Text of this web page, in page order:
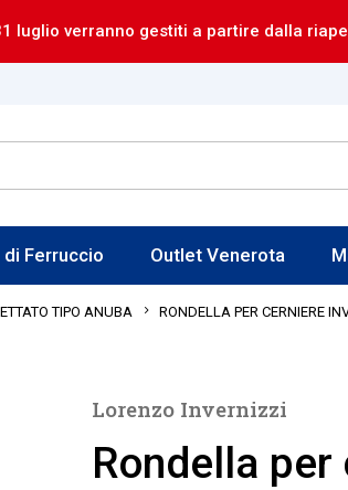
luglio verranno gestiti a partire dalla
Ferruccio Outlet Venerota
TIPO ANUBA RONDELLA PER CERNIERE
Lorenzo Invernizzi
Rondella